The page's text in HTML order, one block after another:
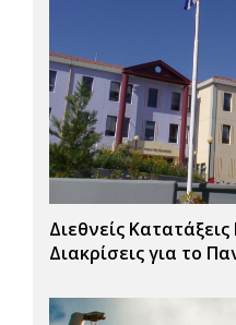
Διεθνείς
Διακρίσεις για το